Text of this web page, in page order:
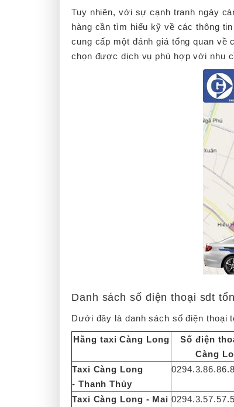
Tuy nhiên, với sự cạnh tranh ngày
hàng cần tìm hiểu kỹ về các thông
cung cấp một đánh giá tổng quan về
chọn được dịch vụ phù hợp với nhu
Danh sách số điện thoại sdt
Dưới đây là danh sách số điện thoại
Hãng taxi Càng Long
Số điện
Càng
Taxi Càng Long
- Thanh Thủy
Taxi Càng Long - Mai